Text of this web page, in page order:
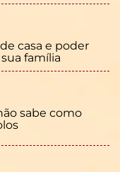
casa e poder
família
sabe como